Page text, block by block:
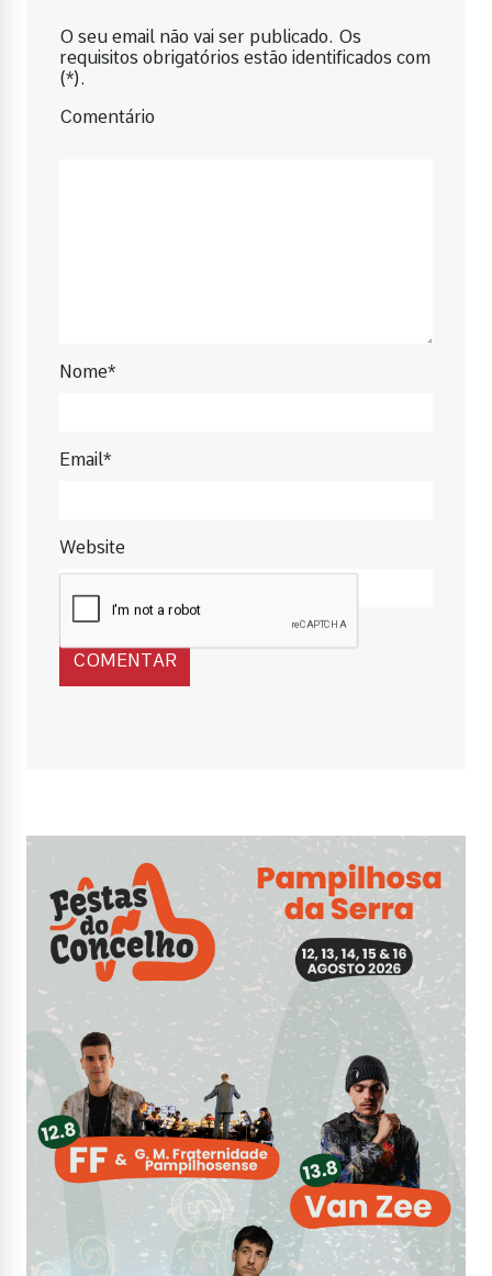
O seu email não vai ser publicado. Os
requisitos obrigatórios estão identificados com
(*).
Comentário
Nome*
Email*
Website